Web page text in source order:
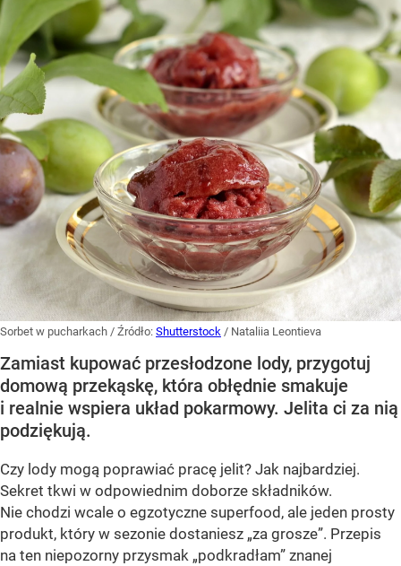
Sorbet w pucharkach / Źródło: Shutterstock / Nataliia Leontieva
Zamiast kupować przesłodzone lody, przygotuj
domową przekąskę, która obłędnie smakuje
i realnie wspiera układ pokarmowy. Jelita ci za nią
podziękują.
Czy lody mogą poprawiać pracę jelit? Jak najbardziej.
Sekret tkwi w odpowiednim doborze składników.
Nie chodzi wcale o egzotyczne superfood, ale jeden prosty
produkt, który w sezonie dostaniesz „za grosze”. Przepis
na ten niepozorny przysmak „podkradłam” znanej